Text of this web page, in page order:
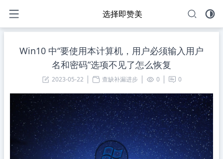
选择即赞美
Win10 中“要使用本计算机，用户必须输入用户
名和密码”选项不见了怎么恢复
2023-05-22 查缺补漏进步 0 0